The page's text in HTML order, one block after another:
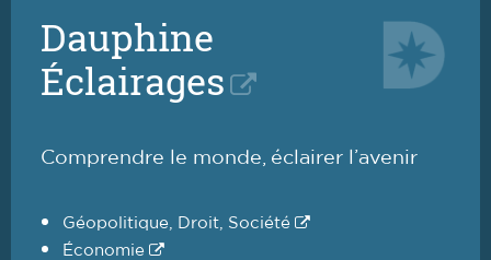
Dauphine
Éclairages
Comprendre le monde, éclairer l’avenir
Géopolitique, Droit, Société
Économie